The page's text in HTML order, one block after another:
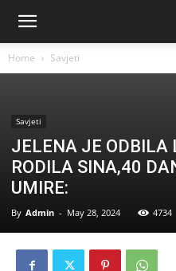
Home Savjeti
Savjeti
JELENA JE ODBILA
RODILA SINA,40
UMIRE:
By Admin - May 28, 2024 4734